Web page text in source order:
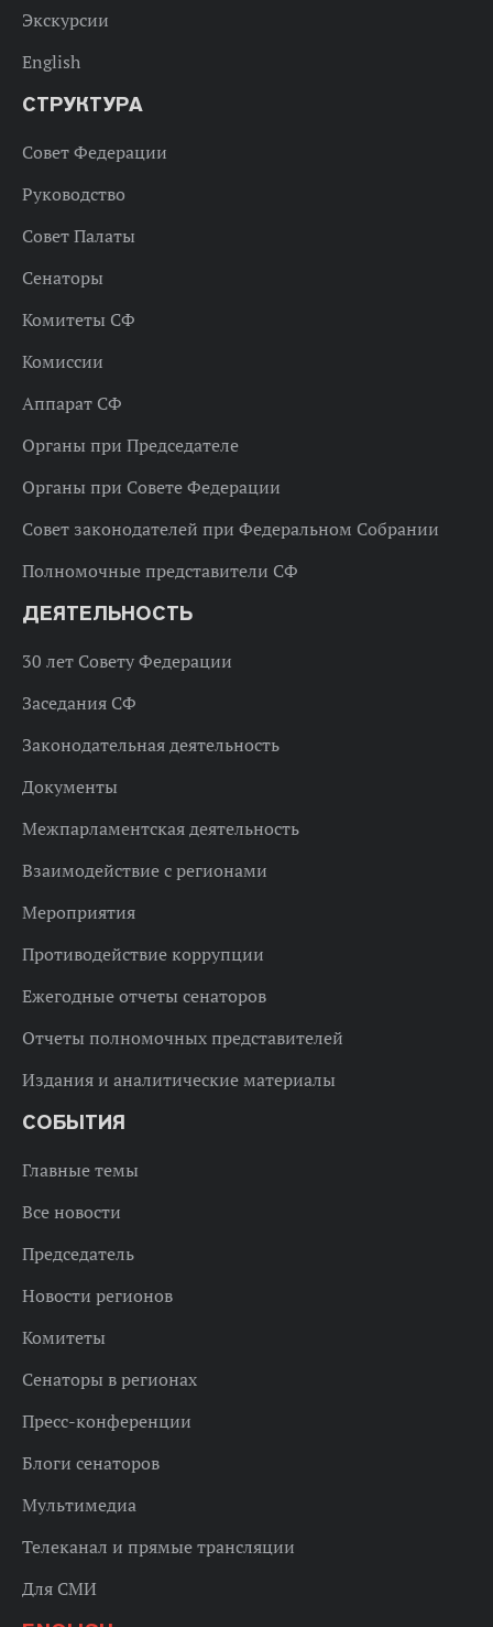
Экскурсии
English
СТРУКТУРА
Совет Федерации
Руководство
Совет Палаты
Сенаторы
Комитеты СФ
Комиссии
Аппарат СФ
Органы при Председателе
Органы при Совете Федерации
Совет законодателей при Федеральном Собрании
Полномочные представители СФ
ДЕЯТЕЛЬНОСТЬ
30 лет Совету Федерации
Заседания СФ
Законодательная деятельность
Документы
Межпарламентская деятельность
Взаимодействие с регионами
Мероприятия
Противодействие коррупции
Ежегодные отчеты сенаторов
Отчеты полномочных представителей
Издания и аналитические материалы
СОБЫТИЯ
Главные темы
Все новости
Председатель
Новости регионов
Комитеты
Сенаторы в регионах
Пресс-конференции
Блоги сенаторов
Мультимедиа
Телеканал и прямые трансляции
Для СМИ